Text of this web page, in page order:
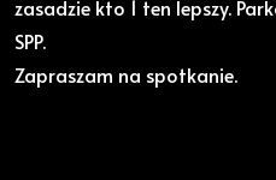
zasadzie kto 1 ten lepszy.
SPP.
Zapraszam na spotkanie.